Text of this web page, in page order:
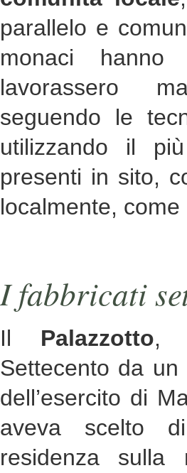
parallelo e
monaci
lavorassero
seguendo le
utilizzando il
presenti in sito,
localmente,
I fabbricati
Il Palazzotto,
Settecento da
dell’esercito di
aveva scelto
residenza sulla